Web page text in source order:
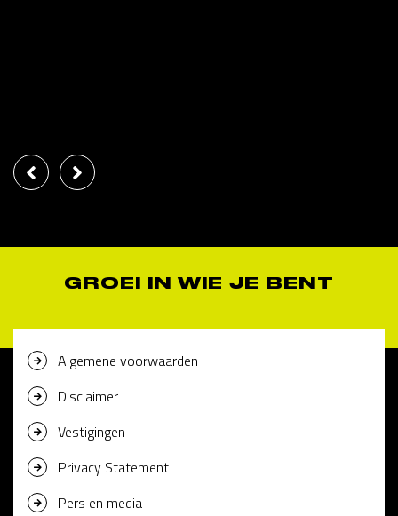
GROEI IN WIE JE BENT
Algemene voorwaarden
Disclaimer
Vestigingen
Privacy Statement
Pers en media